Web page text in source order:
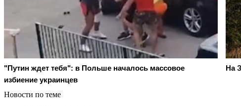
"Путин ждет тебя": в Польше началось массовое
избиение украинцев
На
Новости по теме